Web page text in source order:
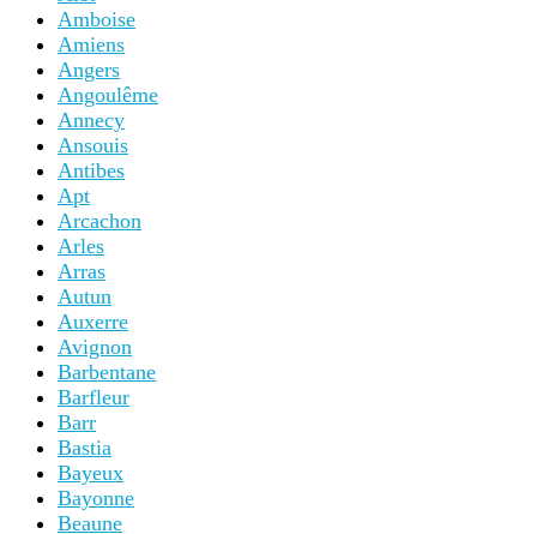
Amboise
Amiens
Angers
Angoulême
Annecy
Ansouis
Antibes
Apt
Arcachon
Arles
Arras
Autun
Auxerre
Avignon
Barbentane
Barfleur
Barr
Bastia
Bayeux
Bayonne
Beaune